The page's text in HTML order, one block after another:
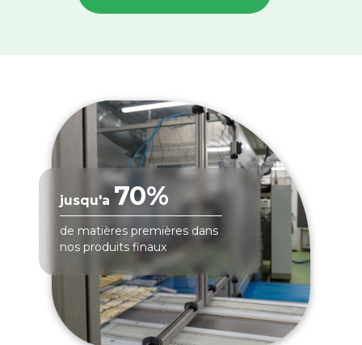
jusqu'a 70%
de matières premières dans
nos produits finaux